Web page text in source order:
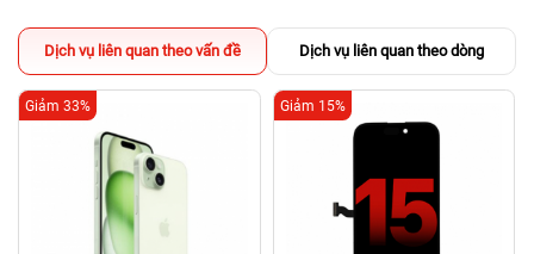
Dịch vụ liên quan theo vấn đề Dịch vụ liên quan theo dòng
Giảm 33% Giảm 15%